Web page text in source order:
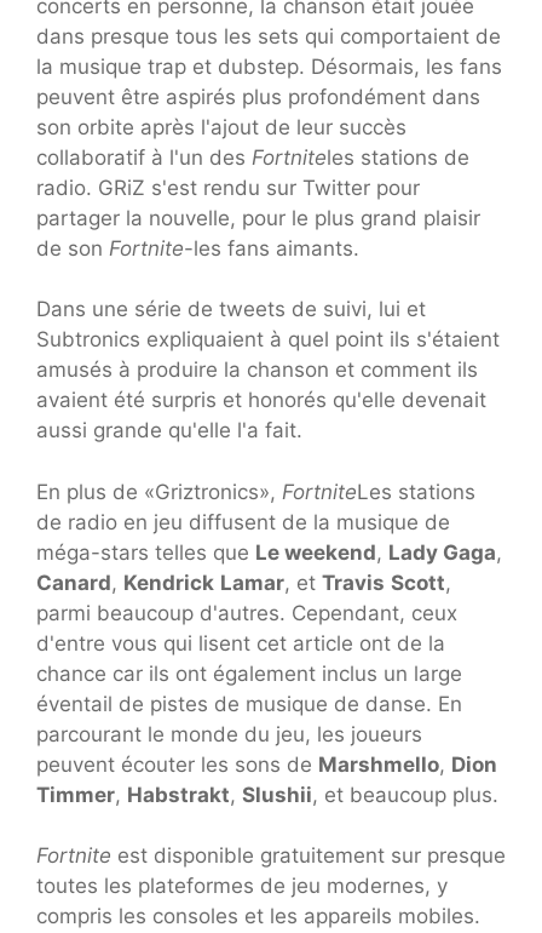
concerts en personne, la chanson était jouée
dans presque tous les sets qui comportaient de
la musique trap et dubstep. Désormais, les fans
peuvent être aspirés plus profondément dans
son orbite après l'ajout de leur succès
collaboratif à l'un des Fortniteles stations de
radio. GRiZ s'est rendu sur Twitter pour
partager la nouvelle, pour le plus grand plaisir
de son Fortnite-les fans aimants.
Dans une série de tweets de suivi, lui et
Subtronics expliquaient à quel point ils s'étaient
amusés à produire la chanson et comment ils
avaient été surpris et honorés qu'elle devenait
aussi grande qu'elle l'a fait.
En plus de «Griztronics», FortniteLes stations
de radio en jeu diffusent de la musique de
méga-stars telles que Le weekend, Lady Gaga,
Canard, Kendrick Lamar, et Travis Scott,
parmi beaucoup d'autres. Cependant, ceux
d'entre vous qui lisent cet article ont de la
chance car ils ont également inclus un large
éventail de pistes de musique de danse. En
parcourant le monde du jeu, les joueurs
peuvent écouter les sons de Marshmello, Dion
Timmer, Habstrakt, Slushii, et beaucoup plus.
Fortnite est disponible gratuitement sur presque
toutes les plateformes de jeu modernes, y
compris les consoles et les appareils mobiles.